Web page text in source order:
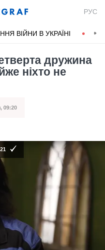
РУС
ВІЙНИ В УКРАЇНІ
дружина
ніхто не
09:20